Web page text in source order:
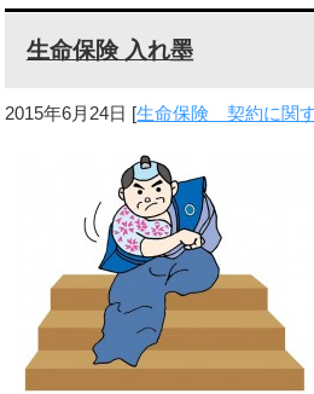
生命保険 入れ墨
2015年6月24日 [生命保険 契約に関